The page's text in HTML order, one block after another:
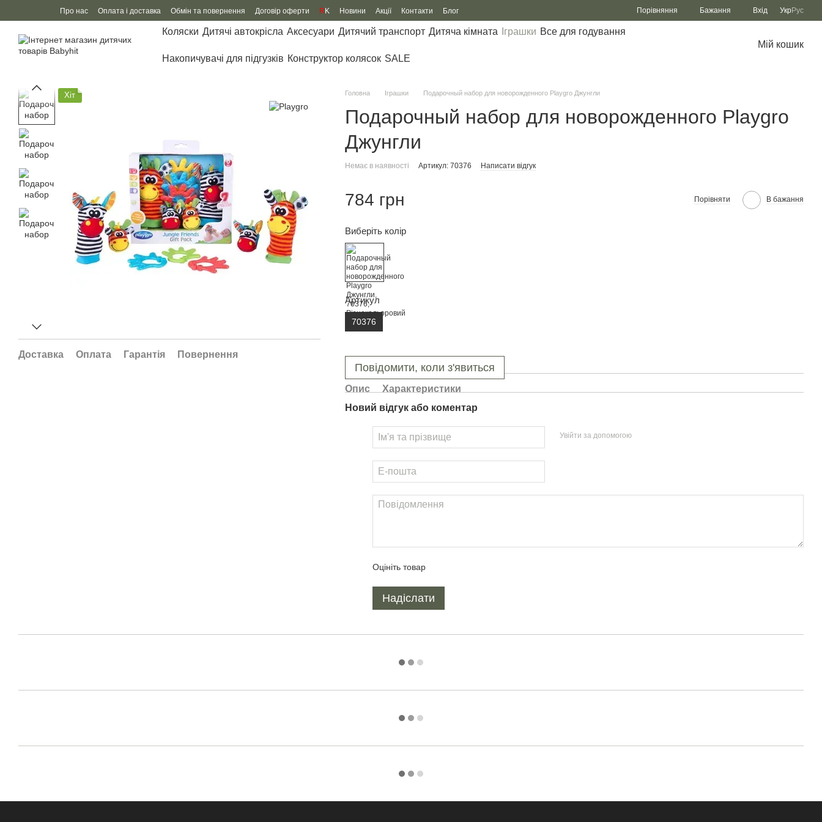
Перейти до основного контенту
Про нас Оплата і доставка Обмін та повернення Договір оферти R K Новини Акції Контакти Блог Порівняння Бажання Вхід УкрРус
Коляски Дитячі автокрісла Аксесуари Дитячий транспорт Дитяча кімната Іграшки Все для годування
Накопичувачі для підгузків Конструктор колясок SALE
Мій кошик
Хіт
Доставка Оплата Гарантія Повернення
Головна Іграшки Подарочный набор для новорожденного Playgro Джунгли
Подарочный набор для новорожденного Playgro
Джунгли
Немає в наявності Артикул: 70376 Написати відгук
784 грн Порівняти В бажання
Виберіть колір
Артикул
70376
Повідомити, коли з'явиться
Опис
Характеристики
Новий відгук або коментар
Увійти за допомогою
Оцініть товар
Надіслати